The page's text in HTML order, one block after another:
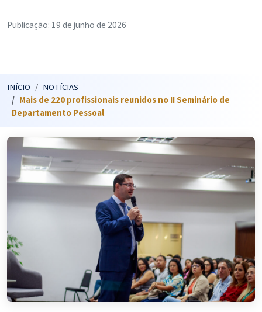
Publicação: 19 de junho de 2026
INÍCIO
NOTÍCIAS
Mais de 220 profissionais reunidos no II Seminário de
Departamento Pessoal